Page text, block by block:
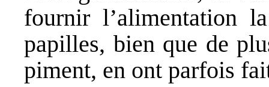
fournir l’alimentation
papilles, bien que de
piment, en ont parfois